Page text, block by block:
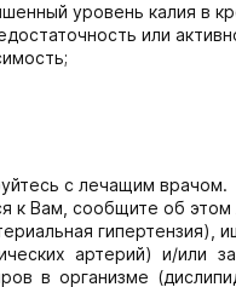
уровень калия в
или
с лечащим врачом.
к Вам, сообщите об
артерий) и/или
в организме